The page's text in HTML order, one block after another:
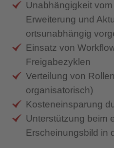
Unabhängigkeit
Erweiterung und
ortsunabhängig
Einsatz von
Freigabezyklen
Verteilung von
organisatorisch)
Kosteneinsparung
Unterstützung beim
Erscheinungsbild in